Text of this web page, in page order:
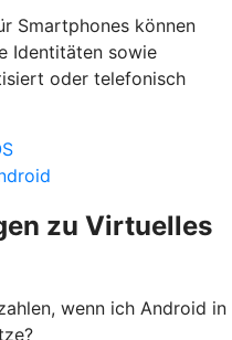
Smartphones können
Identitäten sowie
oder telefonisch
zu Virtuelles
wenn ich Android in